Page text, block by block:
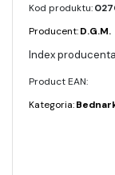
Kod produktu:
Producent:D.G.M.
Product EAN:
Kategoria: